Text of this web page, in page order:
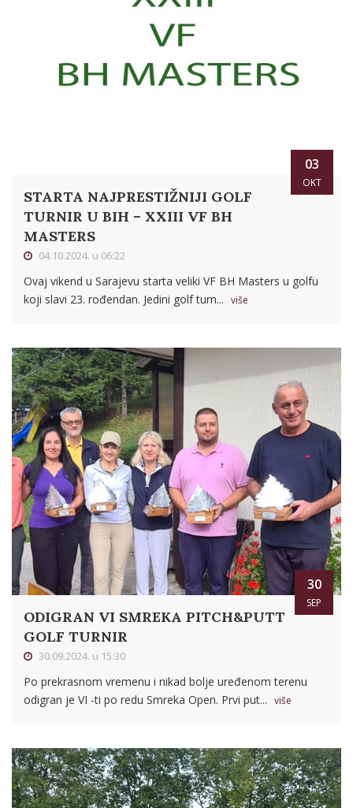
03
OKT
STARTA NAJPRESTIŽNIJI GOLF
TURNIR U BIH – XXIII VF BH
MASTERS
04.10.2024. u 06:22
Ovaj vikend u Sarajevu starta veliki VF BH Masters u golfu
koji slavi 23. rođendan. Jedini golf turn... više
30
SEP
ODIGRAN VI SMREKA PITCH&PUTT
GOLF TURNIR
30.09.2024. u 15:30
Po prekrasnom vremenu i nikad bolje uređenom terenu
odigran je VI -ti po redu Smreka Open. Prvi put... više